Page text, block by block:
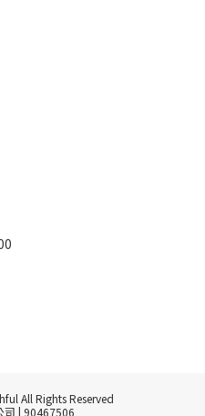
All Rights Reserved
司 | 90467506